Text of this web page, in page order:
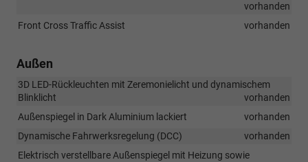
vorhanden
Front Cross Traffic Assist
vorhanden
Außen
3D LED-Rückleuchten mit Zeremonielicht und dynamischem
Blinklicht
vorhanden
Außenspiegel in Dark Aluminium lackiert
vorhanden
Dynamische Fahrwerksregelung (DCC)
vorhanden
Elektrisch verstellbare Außenspiegel mit Heizung sowie